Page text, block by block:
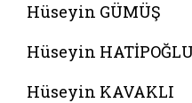
Hüseyin GÜMÜŞ
Hüseyin HATİPOĞLU
Hüseyin KAVAKLI